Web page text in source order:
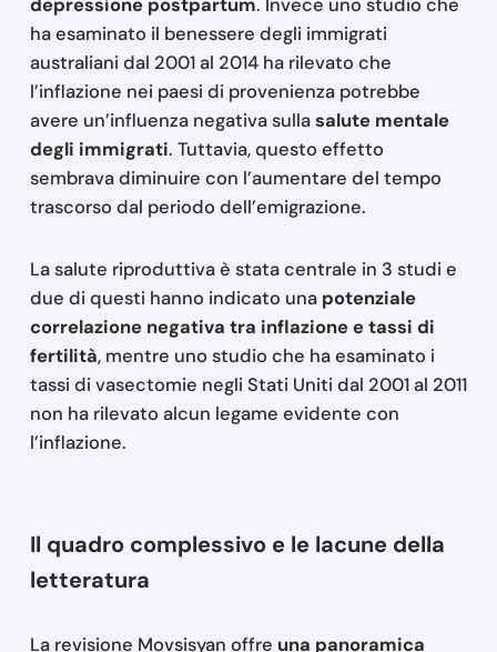
depressione postpartum. Invece uno studio che
ha esaminato il benessere degli immigrati
australiani dal 2001 al 2014 ha rilevato che
l’inflazione nei paesi di provenienza potrebbe
avere un’influenza negativa sullasalute mentale
degli immigrati. Tuttavia, questo effetto
sembrava diminuire con l’aumentare del tempo
trascorso dal periodo dell’emigrazione.
La salute riproduttiva è stata centrale in 3 studi e
due di questi hanno indicato una potenziale
correlazione negativa tra inflazione e tassi di
fertilità, mentre uno studio che ha esaminato i
tassi di vasectomie negli Stati Uniti dal 2001 al 2011
non ha rilevato alcun legame evidente con
l’inflazione.
Il quadro complessivo e le lacune della
letteratura
La revisione Movsisyan offre una panoramica